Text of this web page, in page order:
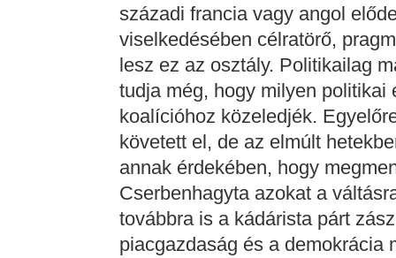
századi francia vagy angol
viselkedésében célratörő,
lesz ez az osztály. Politikailag
tudja még, hogy milyen politikai
koalícióhoz közeledjék.
követett el, de az elmúlt
annak érdekében, hogy
Cserbenhagyta azokat a
továbbra is a kádárista párt
piacgazdaság és a demokrácia